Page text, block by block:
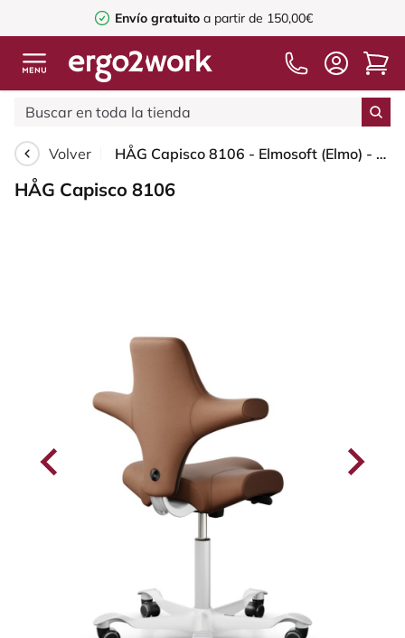
Envío gratuito a partir de 150,00€
Volver HÅG Capisco 8106 - Elmosoft (Elmo) - Cuero semi-anilina - EL33004 - Cognac - White - 200 mm (seat height 46-64cm) - Soft castors for hard floors
HÅG Capisco 8106